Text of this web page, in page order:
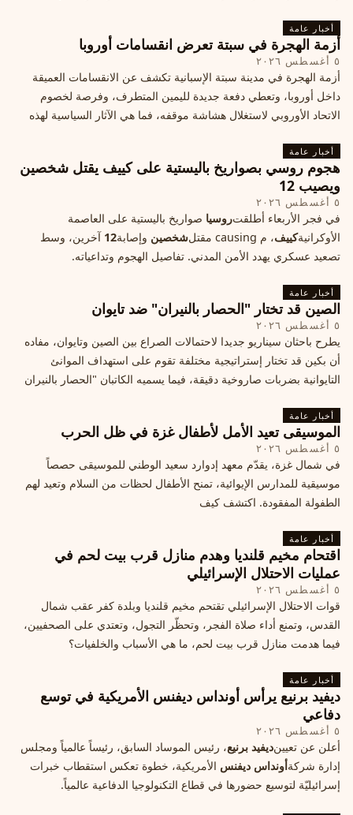
أخبار عامة
أزمة الهجرة في سبتة تعرض انقسامات أوروبا
٥ أغسطس ٢٠٢٦
أزمة الهجرة في مدينة سبتة الإسبانية تكشف عن الانقسامات العميقة
داخل أوروبا، وتعطي دفعة جديدة لليمين المتطرف، وفرصة لخصوم
الاتحاد الأوروبي لاستغلال هشاشة موقفه، فما هي الآثار السياسية لهذه
أخبار عامة
هجوم روسي بصواريخ باليستية على كييف يقتل شخصين
ويصيب 12
٥ أغسطس ٢٠٢٦
في فجر الأربعاء أطلقتروسيا صواريخ باليستية على العاصمة
الأوكرانيةكييف، م causing مقتل شخصين وإصابة12 آخرين، وسط
تصعيد عسكري يهدد الأمن المدني. تفاصيل الهجوم وتداعياته.
أخبار عامة
الصين قد تختار "الحصار بالنيران" ضد تايوان
٥ أغسطس ٢٠٢٦
يطرح باحثان سيناريو جديدا لاحتمالات الصراع بين الصين وتايوان، مفاده
أن بكين قد تختار إستراتيجية مختلفة تقوم على استهداف الموانئ
التايوانية بضربات صاروخية دقيقة، فيما يسميه الكاتبان "الحصار بالنيران
أخبار عامة
الموسيقى تعيد الأمل لأطفال غزة في ظل الحرب
٥ أغسطس ٢٠٢٦
في شمال غزة، يقدّم معهد إدوارد سعيد الوطني للموسيقى حصصاً
موسيقية للمدارس الإيوائية، تمنح الأطفال لحظات من السلام وتعيد لهم
الطفولة المفقودة. اكتشف كيف
أخبار عامة
اقتحام مخيم قلنديا وهدم منازل قرب بيت لحم في
عمليات الاحتلال الإسرائيلي
٥ أغسطس ٢٠٢٦
قوات الاحتلال الإسرائيلي تقتحم مخيم قلنديا وبلدة كفر عقب شمال
القدس، وتمنع أداء صلاة الفجر، وتحظّر التجول، وتعتدي على الصحفيين،
فيما هدمت منازل قرب بيت لحم، ما هي الأسباب والخلفيات؟
أخبار عامة
ديفيد برنيع يرأس أونداس ديفنس الأمريكية في توسع
دفاعي
٥ أغسطس ٢٠٢٦
أعلن عن تعيينديفيد برنيع، رئيس الموساد السابق، رئيساً عالمياً ومجلس
إدارة شركةأونداس ديفنس الأمريكية، خطوة تعكس استقطاب خبرات
إسرائيليّة لتوسيع حضورها في قطاع التكنولوجيا الدفاعية عالمياً.